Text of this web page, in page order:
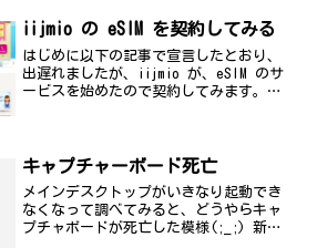
iijmio の eSIM を契約してみる
はじめに以下の記事で宣言したとおり、
出遅れましたが、iijmio が、eSIM のサ
ービスを始めたので契約してみます。
キャプチャーボード死亡
メインデスクトップがいきなり起動でき
なくなって調べてみると、どうやらキャ
プチャボードが死亡した模様(;_;) 新調